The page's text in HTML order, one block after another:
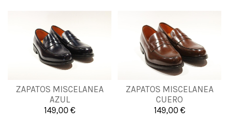
ZAPATOS MISCELANEA
AZUL
149,00 €
40 45
Añadir al carrito
ZAPATOS MISCELANEA
CUERO
149,00 €
40 41 44
Añadir al carrito